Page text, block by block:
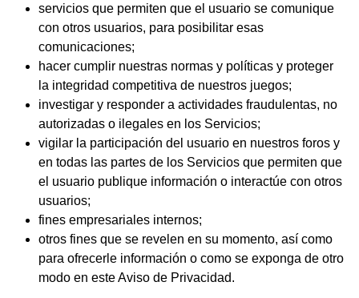
servicios que permiten que el usuario se comunique
con otros usuarios, para posibilitar esas
comunicaciones;
hacer cumplir nuestras normas y políticas y proteger
la integridad competitiva de nuestros juegos;
investigar y responder a actividades fraudulentas, no
autorizadas o ilegales en los Servicios;
vigilar la participación del usuario en nuestros foros y
en todas las partes de los Servicios que permiten que
el usuario publique información o interactúe con otros
usuarios;
fines empresariales internos;
otros fines que se revelen en su momento, así como
para ofrecerle información o como se exponga de otro
modo en este Aviso de Privacidad.